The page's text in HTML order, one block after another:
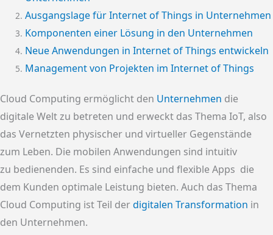
Ausgangslage für Internet of Things in Unternehmen
Komponenten einer Lösung in den Unternehmen
Neue Anwendungen in Internet of Things entwickeln
Management von Projekten im Internet of Things
Cloud Computing ermöglicht den Unternehmen die
digitale Welt zu betreten und erweckt das Thema IoT, also
das Vernetzten physischer und virtueller Gegenstände
zum Leben. Die mobilen Anwendungen sind intuitiv
zu bedienenden. Es sind einfache und flexible Apps die
dem Kunden optimale Leistung bieten. Auch das Thema
Cloud Computing ist Teil derdigitalen Transformation in
den Unternehmen.